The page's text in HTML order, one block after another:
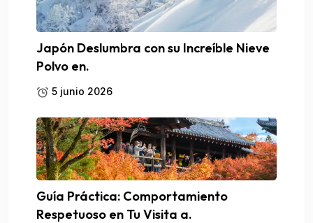
Japón Deslumbra con su Increíble Nieve
Polvo en.
5 junio 2026
Guía Práctica: Comportamiento
Respetuoso en Tu Visita a.